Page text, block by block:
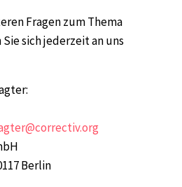
Fragen zum Thema
sich jederzeit an uns
Berlin